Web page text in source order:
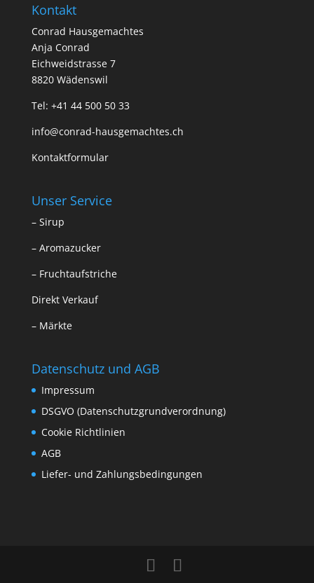
Kontakt
Conrad Hausgemachtes
Anja Conrad
Eichweidstrasse 7
8820 Wädenswil
Tel: +41 44 500 50 33
info@conrad-hausgemachtes.ch
Kontaktformular
Unser Service
– Sirup
– Aromazucker
– Fruchtaufstriche
Direkt Verkauf
– Märkte
Datenschutz und AGB
Impressum
DSGVO (Datenschutzgrundverordnung)
Cookie Richtlinien
AGB
Liefer- und Zahlungsbedingungen